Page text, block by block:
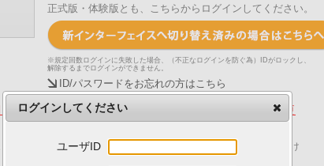
正式版・体験版とも、こちらからログインしてください。
※規定回数ログインに失敗した場合、（不正なログインを防ぐ為）IDがロックし、
解除するまでログインができません。
ID/パスワードをお忘れの方はこちら
、旧画面をご利用いただく機能について（2025.4.15更
ンテナンスのため、「I.B.MUSEUM SaaS」をご利用いただけ
ログインしてください
ユーザID